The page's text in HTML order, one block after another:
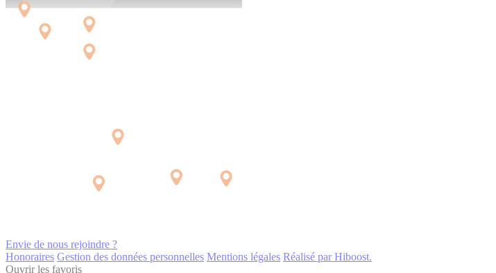
Envie de nous rejoindre ?
Honoraires Gestion des données personnelles Mentions légales Réalisé par Hiboost.
Ouvrir les favoris